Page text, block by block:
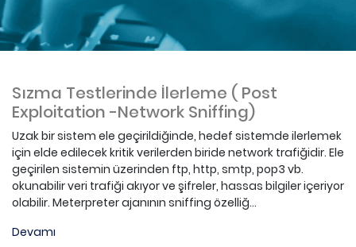
Sızma Testlerinde İlerleme ( Post
Exploitation -Network Sniffing)
Uzak bir sistem ele geçirildiğinde, hedef sistemde ilerlemek
için elde edilecek kritik verilerden biride network trafiğidir. Ele
geçirilen sistemin üzerinden ftp, http, smtp, pop3 vb.
okunabilir veri trafiği akıyor ve şifreler, hassas bilgiler içeriyor
olabilir. Meterpreter ajanının sniffing özelliğ...
Devamı